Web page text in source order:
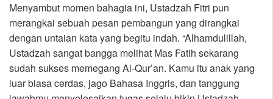
Menyambut momen bahagia ini, Ustadzah Fitri pun
merangkai sebuah pesan pembangun yang dirangkai
dengan untaian kata yang begitu indah. “Alhamdulillah,
Ustadzah sangat bangga melihat Mas Fatih sekarang
sudah sukses memegang Al-Qur’an. Kamu itu anak yang
luar biasa cerdas, jago Bahasa Inggris, dan tanggung